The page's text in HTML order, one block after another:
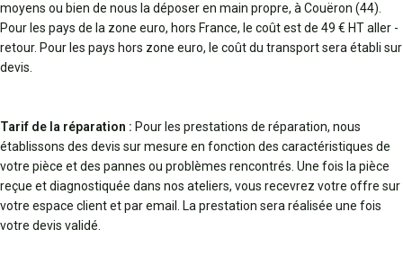
moyens ou bien de nous la déposer en main propre, à Couëron (44).
Pour les pays de la zone euro, hors France, le coût est de 49 € HT aller -
retour. Pour les pays hors zone euro, le coût du transport sera établi sur
devis.
Tarif de la réparation : Pour les prestations de réparation, nous
établissons des devis sur mesure en fonction des caractéristiques de
votre pièce et des pannes ou problèmes rencontrés. Une fois la pièce
reçue et diagnostiquée dans nos ateliers, vous recevrez votre offre sur
votre espace client et par email. La prestation sera réalisée une fois
votre devis validé.